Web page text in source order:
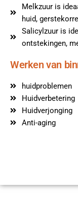
Melkzuur is
huid,
Salicylzuur is
ontstekingen,
Werken van
huidproblemen
Huidverbetering
Huidverjonging
Anti-aging